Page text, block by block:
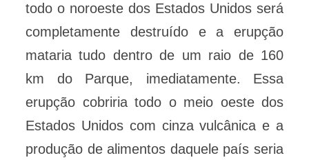
todo o noroeste dos Estados Unidos será
completamente destruído e a erupção
mataria tudo dentro de um raio de 160
km do Parque, imediatamente. Essa
erupção cobriria todo o meio oeste dos
Estados Unidos com cinza vulcânica e a
produção de alimentos daquele país seria